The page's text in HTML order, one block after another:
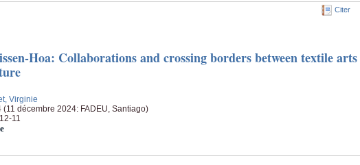
Citer
Hoa: Collaborations and crossing borders between textile arts
Virginie
(11 décembre 2024: FADEU, Santiago)
11